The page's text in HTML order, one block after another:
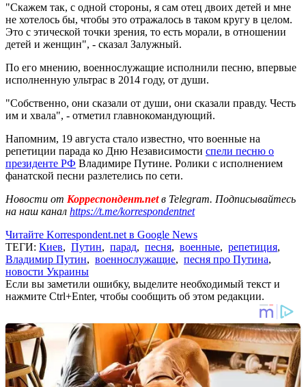
"Скажем так, с одной стороны, я сам отец двоих детей и мне
не хотелось бы, чтобы это отражалось в таком кругу в целом.
Это с этической точки зрения, то есть морали, в отношении
детей и женщин", - сказал Залужный.
По его мнению, военнослужащие исполнили песню, впервые
исполненную ультрас в 2014 году, от души.
"Собственно, они сказали от души, они сказали правду. Честь
им и хвала", - отметил главнокомандующий.
Напомним, 19 августа стало известно, что военные на
репетиции парада ко Дню Независимости спели песню о
президенте РФ Владимире Путине. Ролики с исполнением
фанатской песни разлетелись по сети.
Новости от Корреспондент.netв Telegram. Подписывайтесь
на наш канал https://t.me/korrespondentnet
Читайте Korrespondent.net в Google News
ТЕГИ: Киев, Путин, парад, песня, военные, репетиция,
Владимир Путин, военнослужащие, песня про Путина,
новости Украины
Если вы заметили ошибку, выделите необходимый текст и
нажмите Ctrl+Enter, чтобы сообщить об этом редакции.